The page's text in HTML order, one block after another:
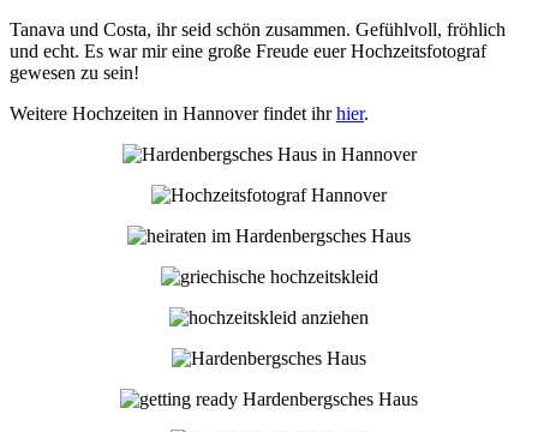
Tanava und Costa, ihr seid schön zusammen. Gefühlvoll, fröhlich
und echt. Es war mir eine große Freude euer Hochzeitsfotograf
gewesen zu sein!
Weitere Hochzeiten in Hannover findet ihrhier.